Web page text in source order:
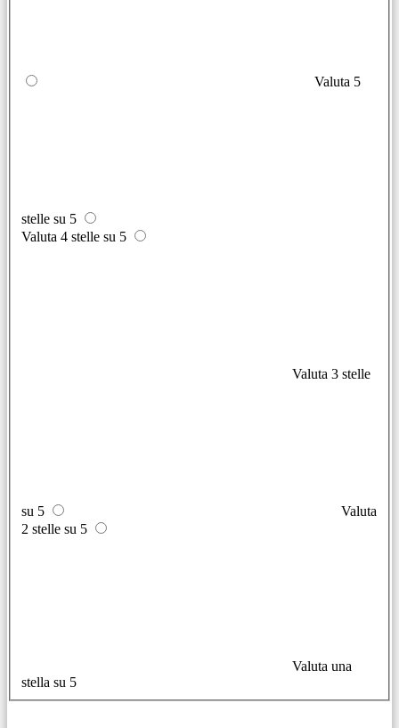
Valuta 5
stelle su 5
Valuta 4 stelle su 5
Valuta 3 stelle
su 5
Valuta
2 stelle su 5
Valuta una
stella su 5